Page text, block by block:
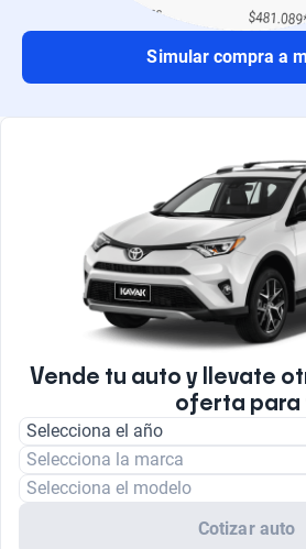
Simular compra a
Vende tu auto y llevate
oferta para
Selecciona el año
Selecciona la marca
Selecciona el modelo
Cotizar auto